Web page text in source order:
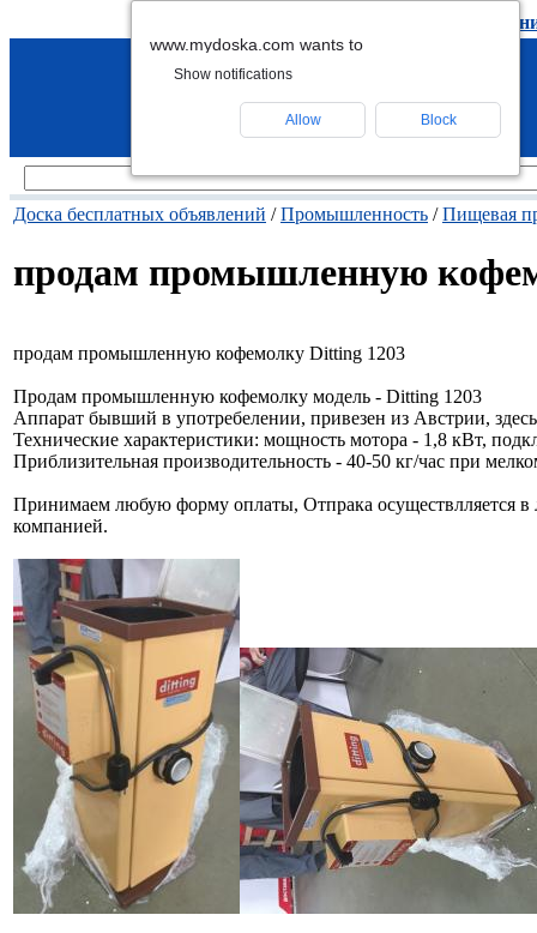
удалить
Доска бесплатных объявлений /Промышленность /Пищевая
продам промышленную
продам промышленную кофемолку Ditting 1203
Продам промышленную кофемолку модель - Ditting 1203
Аппарат бывший в употребелении, привезен из Австрии,
Технические характеристики: мощность мотора - 1,8 кВт,
Приблизительная производительность - 40-50 кг/час при
Принимаем любую форму оплаты, Отпрака осуществлляется в
компанией.
www.mydoska.com wants to
Show notifications
Allow Block